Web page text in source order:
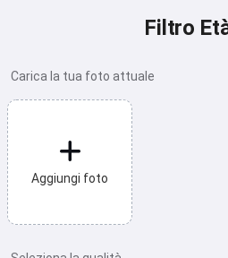
Filtro
Carica la tua foto attuale
Aggiungi foto